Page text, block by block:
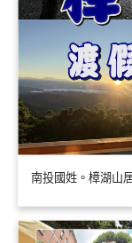
南投國姓。樟湖山